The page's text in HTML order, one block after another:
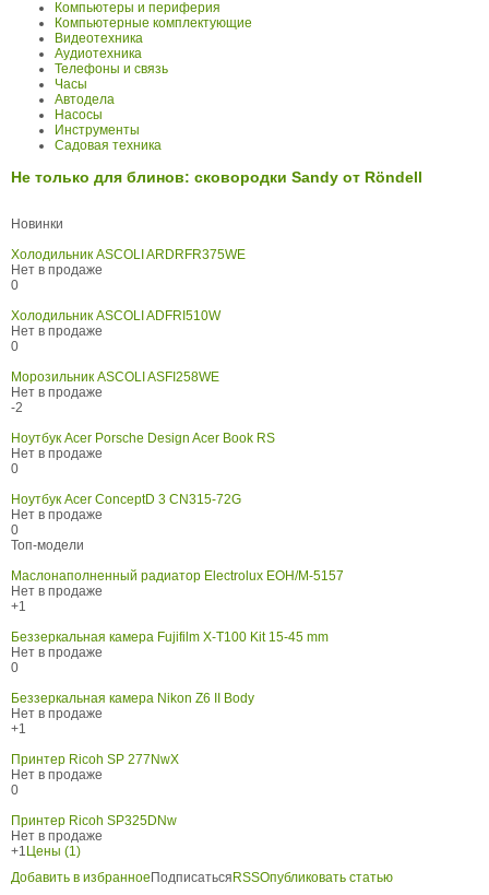
Компьютеры и периферия
Компьютерные комплектующие
Видеотехника
Аудиотехника
Телефоны и связь
Часы
Автодела
Насосы
Инструменты
Садовая техника
Не только для блинов: сковородки Sandy от Röndell
Новинки
Холодильник ASCOLI ARDRFR375WE
Нет в продаже
0
Холодильник ASCOLI ADFRI510W
Нет в продаже
0
Морозильник ASCOLI ASFI258WE
Нет в продаже
-2
Ноутбук Acer Porsche Design Acer Book RS
Нет в продаже
0
Ноутбук Acer ConceptD 3 CN315-72G
Нет в продаже
0
Топ-модели
Маслонаполненный радиатор Electrolux EOH/M-5157
Нет в продаже
+1
Беззеркальная камера Fujifilm X-T100 Kit 15-45 mm
Нет в продаже
0
Беззеркальная камера Nikon Z6 II Body
Нет в продаже
+1
Принтер Ricoh SP 277NwX
Нет в продаже
0
Принтер Ricoh SP325DNw
Нет в продаже
+1 Цены (1)
Добавить в избранное Подписаться RSSОпубликовать статью